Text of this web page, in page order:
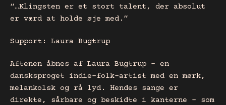
“…Klingsten er et stort talent, der absolut
er værd at holde øje med.”
Support: Laura Bugtrup
Aftenen åbnes af Laura Bugtrup – en
dansksproget indie-folk-artist med en mørk,
melankolsk og rå lyd. Hendes sange er
direkte, sårbare og beskidte i kanterne – som